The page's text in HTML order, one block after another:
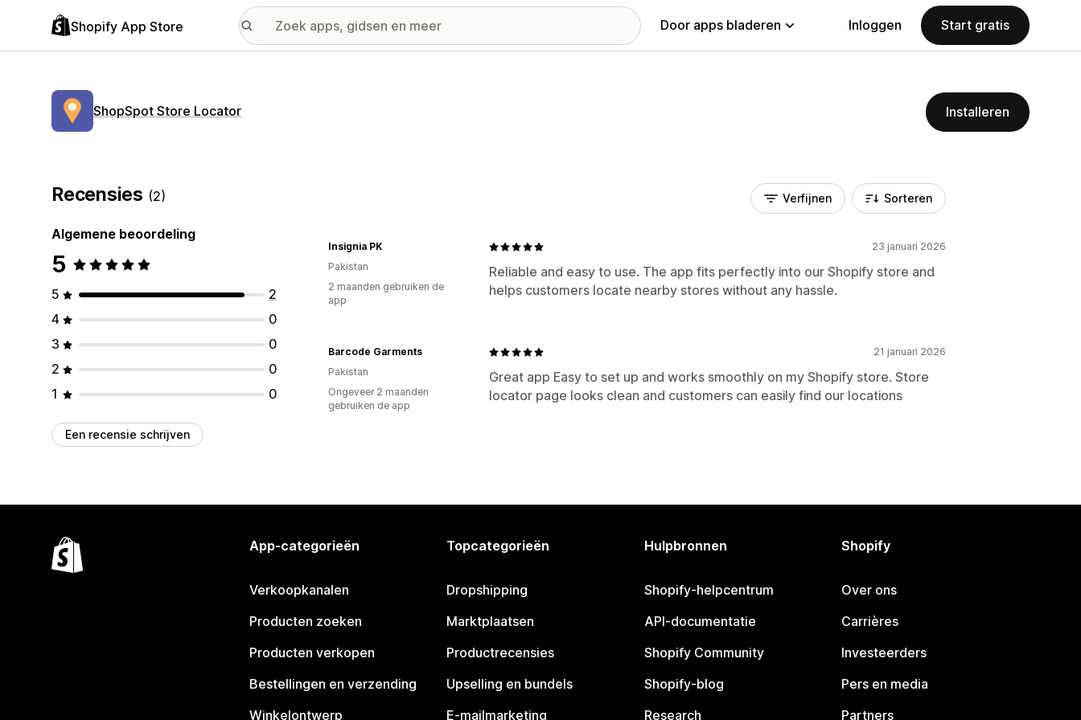
Shopify App Store Door apps bladeren Inloggen Start gratis
ShopSpot Store Locator Installeren
Recensies (2)
Algemene beoordeling
5
5
2
4
0
3
0
2
0
1
0
Een recensie schrijven
Verfijnen Sorteren
23 januari 2026
Reliable and easy to use. The app fits perfectly into our Shopify store and
helps customers locate nearby stores without any hassle.
Insignia PK
Pakistan
2 maanden gebruiken de
app
21 januari 2026
Great app Easy to set up and works smoothly on my Shopify store. Store
locator page looks clean and customers can easily find our locations
Barcode Garments
Pakistan
Ongeveer 2 maanden
gebruiken de app
App-categorieën
Verkoopkanalen
Producten zoeken
Producten verkopen
Bestellingen en verzending
Winkelontwerp
Topcategorieën
Dropshipping
Marktplaatsen
Productrecensies
Upselling en bundels
E-mailmarketing
Hulpbronnen
Shopify-helpcentrum
API-documentatie
Shopify Community
Shopify-blog
Research
Shopify
Over ons
Carrières
Investeerders
Pers en media
Partners